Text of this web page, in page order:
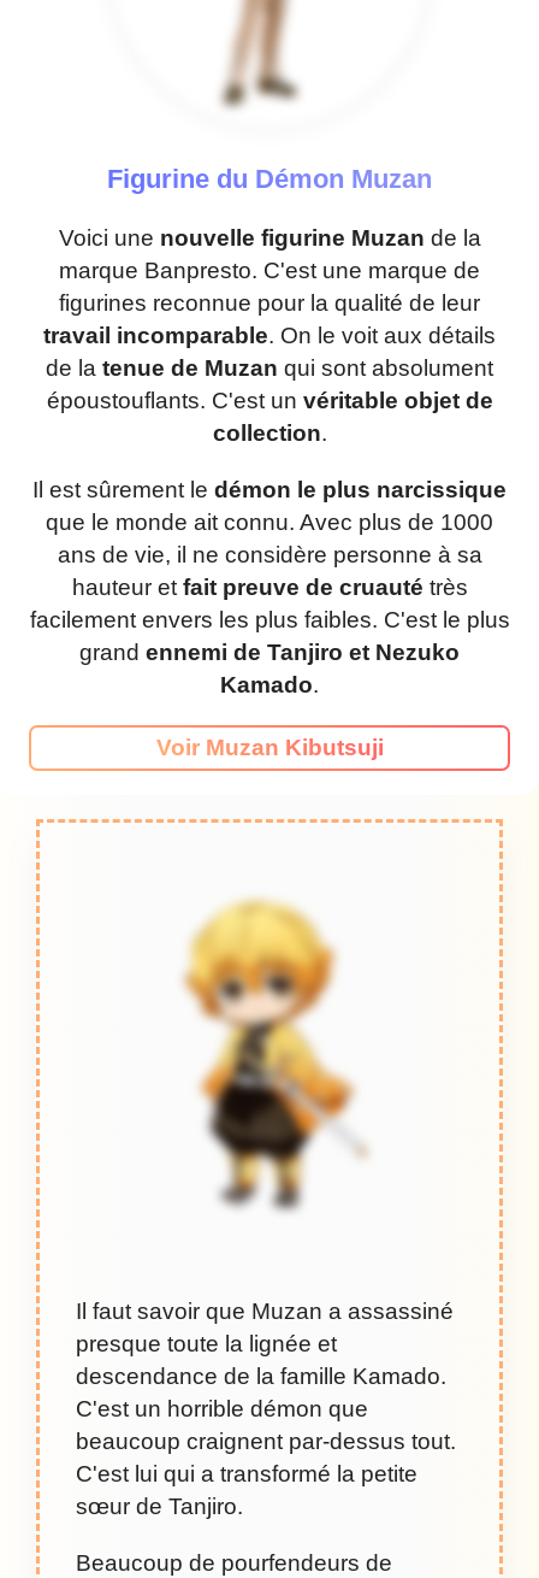
Figurine du Démon Muzan
Voici une nouvelle figurine Muzan de la
marque Banpresto. C'est une marque de
figurines reconnue pour la qualité de leur
travail incomparable. On le voit aux détails
de la tenue de Muzan qui sont absolument
époustouflants. C'est un véritable objet de
collection.
Il est sûrement le démon le plus narcissique
que le monde ait connu. Avec plus de 1000
ans de vie, il ne considère personne à sa
hauteur et fait preuve de cruauté très
facilement envers les plus faibles. C'est le plus
grand ennemi de Tanjiro et Nezuko
Kamado.
Voir Muzan Kibutsuji
Il faut savoir que Muzan a assassiné
presque toute la lignée et
descendance de la famille Kamado.
C'est un horrible démon que
beaucoup craignent par-dessus tout.
C'est lui qui a transformé la petite
sœur de Tanjiro.
Beaucoup de pourfendeurs de